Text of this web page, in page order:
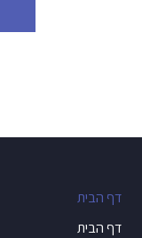
דף הבית
דף הבית